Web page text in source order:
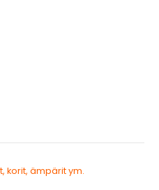
korit, ämpärit ym.